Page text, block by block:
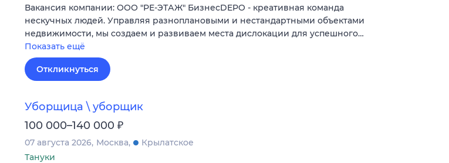
Вакансия компании: ООО "РЕ-ЭТАЖ" БизнесDEPO - креативная команда
нескучных людей. Управляя разноплановыми и нестандартными объектами
недвижимости, мы создаем и развиваем места дислокации для успешного…
Показать ещё
Откликнуться
Уборщица \ уборщик
100 000–140 000 ₽
07 августа 2026 Москва
Крылатское
Тануки